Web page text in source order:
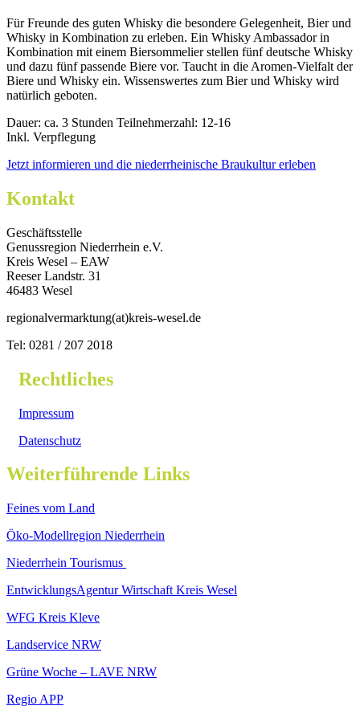
Für Freunde des guten Whisky die besondere Gelegenheit, Bier und
Whisky in Kombination zu erleben. Ein Whisky Ambassador in
Kombination mit einem Biersommelier stellen fünf deutsche Whisky
und dazu fünf passende Biere vor. Taucht in die Aromen-Vielfalt der
Biere und Whisky ein. Wissenswertes zum Bier und Whisky wird
natürlich geboten.
Dauer: ca. 3 Stunden Teilnehmerzahl: 12-16
Inkl. Verpflegung
Jetzt informieren und die niederrheinische Braukultur erleben
Kontakt
Geschäftsstelle
Genussregion Niederrhein e.V.
Kreis Wesel – EAW
Reeser Landstr. 31
46483 Wesel
regionalvermarktung(at)kreis-wesel.de
Tel: 0281 / 207 2018
Rechtliches
Impressum
Datenschutz
Weiterführende Links
Feines vom Land
Öko-Modellregion Niederrhein
Niederrhein Tourismus
EntwicklungsAgentur Wirtschaft Kreis Wesel
WFG Kreis Kleve
Landservice NRW
Grüne Woche – LAVE NRW
Regio APP